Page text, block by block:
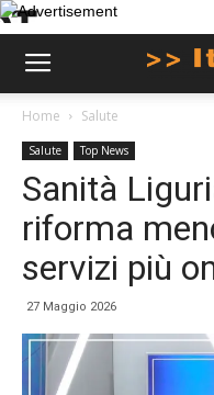
Home Salute
Salute Top News
Sanità
riforma
servizi più
27 Maggio 2026